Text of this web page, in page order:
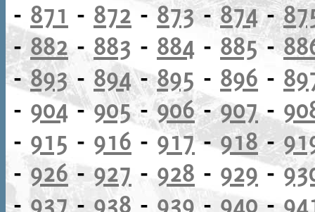
- 871 - 872 - 873-874-
- 882- 883 - 884 - 885-
-893- 894-895 - 896 -
- 904-905-906-907-
- 915 - 916 - 917-918-
- 926-927 - 928 - 929-
-937- 938 - 939- 940 -